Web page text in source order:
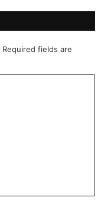
Required fields are